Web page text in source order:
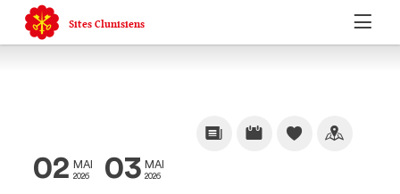
Sites Clunisiens
02 MAI
2026 03 MAI
2026